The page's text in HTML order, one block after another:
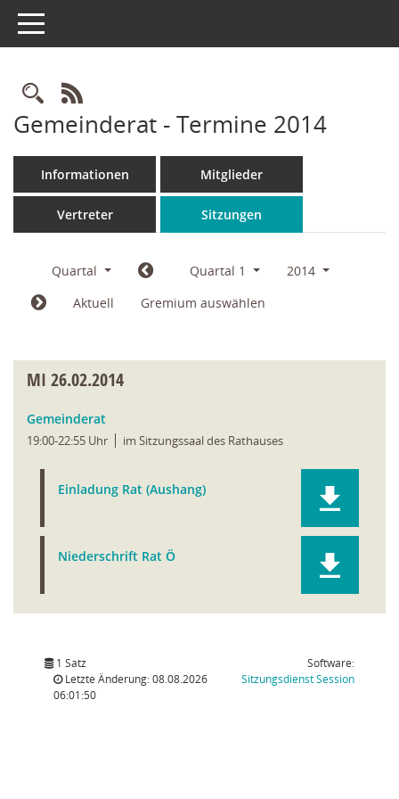
Toggle navigation
Rechercheauswahl
RSS-Feed
Gemeinderat - Termine 2014
Informationen Mitglieder
Vertreter Sitzungen
Quartal Quartal 1
2014
Aktuell
Gremium auswählen
MI 26.02.2014
Gemeinderat
19:00-22:55 Uhr im Sitzungssaal des Rathauses
Einladung Rat (Aushang)
Niederschrift Rat Ö
1 Satz
Letzte Änderung: 08.08.2026
06:01:50
Software:
SitzungsdienstSession(Wird in